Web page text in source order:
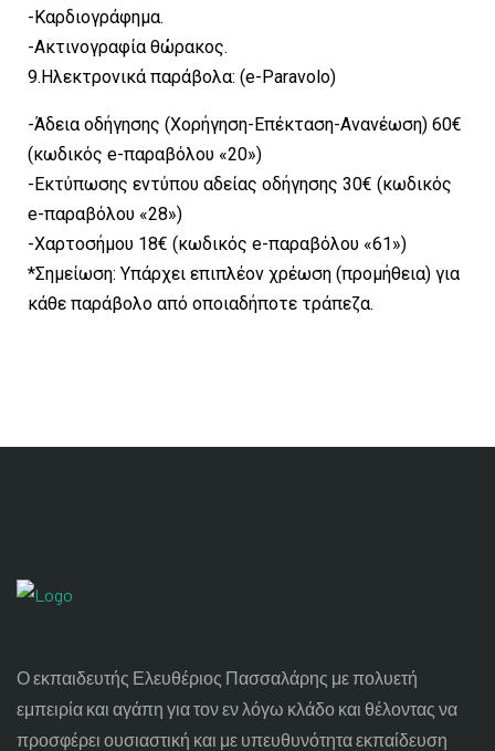
-Καρδιογράφημα.
-Ακτινογραφία θώρακος.
9.Ηλεκτρονικά παράβολα: (e-Paravolo)
-Άδεια οδήγησης (Χορήγηση-Επέκταση-Ανανέωση) 60€
(κωδικός e-παραβόλου «20»)
-Εκτύπωσης εντύπου αδείας οδήγησης 30€ (κωδικός
e-παραβόλου «28»)
-Χαρτοσήμου 18€ (κωδικός e-παραβόλου «61»)
*Σημείωση: Υπάρχει επιπλέον χρέωση (προμήθεια) για
κάθε παράβολο από οποιαδήποτε τράπεζα.
Ο εκπαιδευτής Ελευθέριος Πασσαλάρης με πολυετή
εμπειρία και αγάπη για τον εν λόγω κλάδο και θέλοντας να
προσφέρει ουσιαστική και με υπευθυνότητα εκπαίδευση